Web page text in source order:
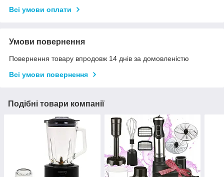
Всі умови оплати
Умови повернення
Повернення товару впродовж 14 днів за домовленістю
Всі умови повернення
Подібні товари компанії